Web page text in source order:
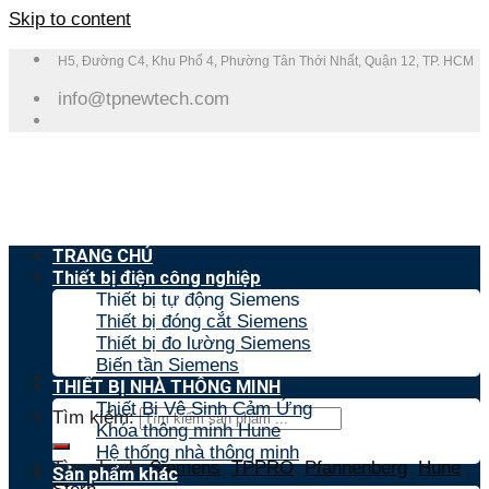
Skip to content
H5, Đường C4, Khu Phố 4, Phường Tân Thới Nhất, Quận 12, TP. HCM
info@tpnewtech.com
Tìm kiếm:
Tìm nhanh:Siemens,TPPRO,Pfannenberg,Hune,
TRANG CHỦ
Thiết bị điện công nghiệp
Thiết bị tự động Siemens
Thiết bị đóng cắt Siemens
Thiết bị đo lường Siemens
Biến tần Siemens
THIẾT BỊ NHÀ THÔNG MINH
Thiết Bị Vệ Sinh Cảm Ứng
Khóa thông minh Hune
Hệ thống nhà thông minh
Sản phẩm khác